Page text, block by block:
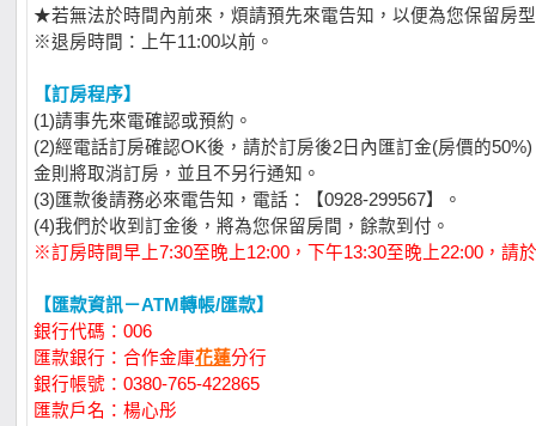
★若無法於時間內前來，煩請預先來電告知，以便為您保留房
※退房時間：上午11:00以前。
【訂房程序】
(1)請事先來電確認或預約。
(2)經電話訂房確認OK後，請於訂房後2日內匯訂金(房價的
金則將取消訂房，並且不另行通知。
(3)匯款後請務必來電告知，電話：【0928-299567】。
(4)我們於收到訂金後，將為您保留房間，餘款到付。
※訂房時間早上7:30至晚上12:00，下午13:30至晚上22:00，請
【匯款資訊－ATM轉帳/匯款】
銀行代碼：006
匯款銀行：合作金庫花蓮分行
銀行帳號：0380-765-422865
匯款戶名：楊心彤